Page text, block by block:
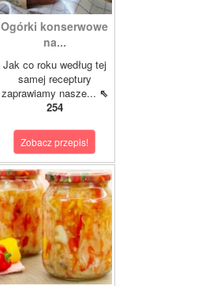
Ogórki konserwowe
na...
Jak co roku według tej
samej receptury
zaprawiamy nasze... ⇖
254
Zobacz przepis!